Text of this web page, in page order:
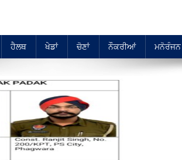
ਹੈਲਥ ਖੇਡਾਂ ਚੋਣਾਂ ਨੌਕਰੀਆਂ ਮਨੋਰੰਜਨ